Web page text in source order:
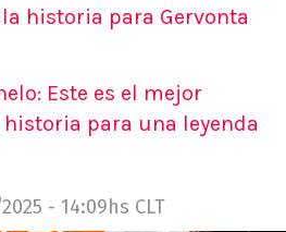
historia para Gervonta
Este es el mejor
historia para una leyenda
- 14:09hs CLT